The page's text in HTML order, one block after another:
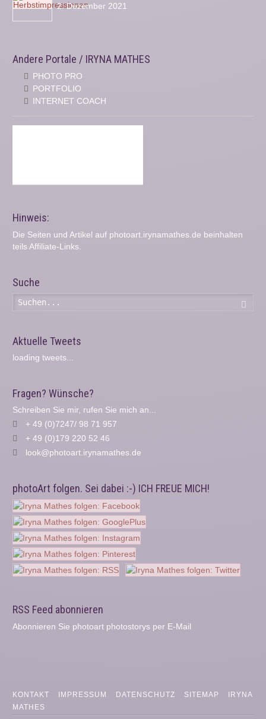
2. Dezember 2021
Andere Portale / IRYNA MATHES
PHOTO PRO
PORTFOLIO
INTERNET COACH
Hinweis:
Die Seiten und Artikel auf photoart.irynamathes.de beinhalten
teils Affiliate-Links.
Suche
Aktuelle Tweets
loading tweets...
Fragen? Wünsche?
Schreiben Sie mir, rufen Sie mich an...
+ 49 (0)7247/ 98 71 957
+ 49 (0)179 220 52 46
look@photoart.irynamathes.de
photoArt folgen. Sei dabei :-) ICH FREUE MICH!
RSS Feed abonnieren
Abonnieren Sie photoart photostorys per E-Mail
KONTAKT IMPRESSUM DATENSCHUTZ SITEMAP
IRYNA
MATHES